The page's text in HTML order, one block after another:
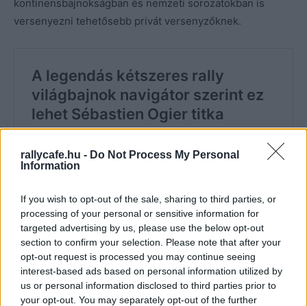
rallycafe.hu - Do Not Process My Personal
Information
If you wish to opt-out of the sale, sharing to third parties, or
processing of your personal or sensitive information for
targeted advertising by us, please use the below opt-out
section to confirm your selection. Please note that after your
opt-out request is processed you may continue seeing
interest-based ads based on personal information utilized by
us or personal information disclosed to third parties prior to
your opt-out. You may separately opt-out of the further
kontinensbajnokságban és nemzeti sorozatokban is
versenyezni tehetősebb privát versenyzőknek.